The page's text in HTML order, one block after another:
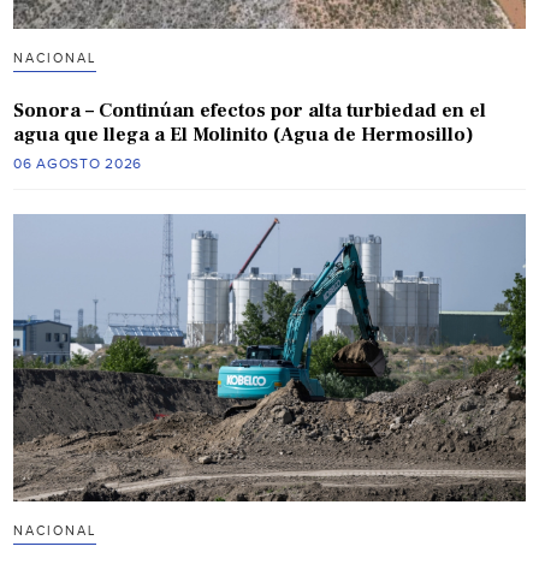
NACIONAL
Sonora – Continúan efectos por alta turbiedad en el
agua que llega a El Molinito (Agua de Hermosillo)
06 AGOSTO 2026
NACIONAL